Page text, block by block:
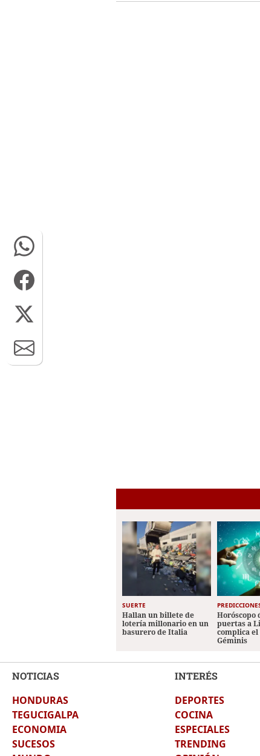
SUERTE
Hallan un billete de
lotería millonario en un
basurero de Italia
Horóscopo
puertas a
complica
Géminis
NOTICIAS
HONDURAS
TEGUCIGALPA
ECONOMIA
SUCESOS
INTERÉS
DEPORTES
COCINA
ESPECIALES
TRENDING